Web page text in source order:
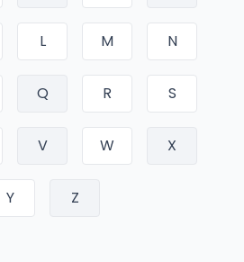
L M N
Q R S
V W X
Y Z